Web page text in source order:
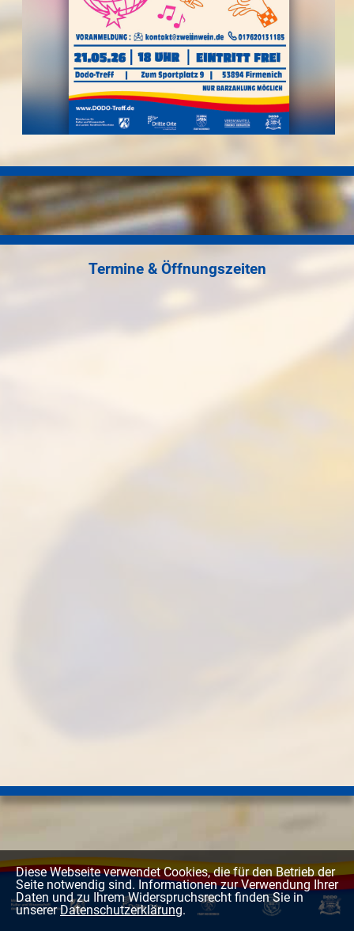
Termine & Öffnungszeiten
Diese Webseite verwendet Cookies, die für den Betrieb der
Seite notwendig sind. Informationen zur Verwendung Ihrer
Daten und zu Ihrem Widerspruchsrecht finden Sie in
unsererDatenschutzerklärung.